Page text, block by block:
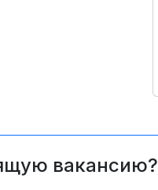
вакансию?